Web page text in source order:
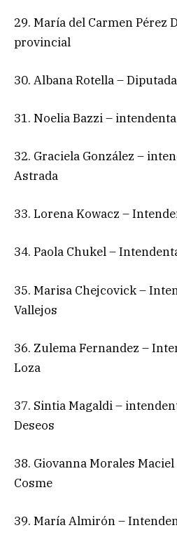
29. María del Carmen Pérez
provincial
30. Albana Rotella –
31. Noelia Bazzi –
32. Graciela González –
Astrada
33. Lorena Kowacz –
34. Paola Chukel –
35. Marisa Chejcovick –
Vallejos
36. Zulema Fernandez –
Loza
37. Sintia Magaldi –
Deseos
38. Giovanna Morales
Cosme
39. María Almirón –